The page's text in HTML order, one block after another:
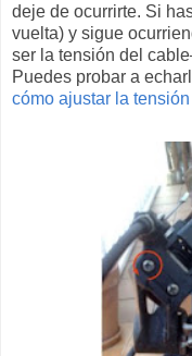
deje de ocurrirte. Si
vuelta) y sigue
ser la tensión del cable
Puedes probar a
cómo ajustar la